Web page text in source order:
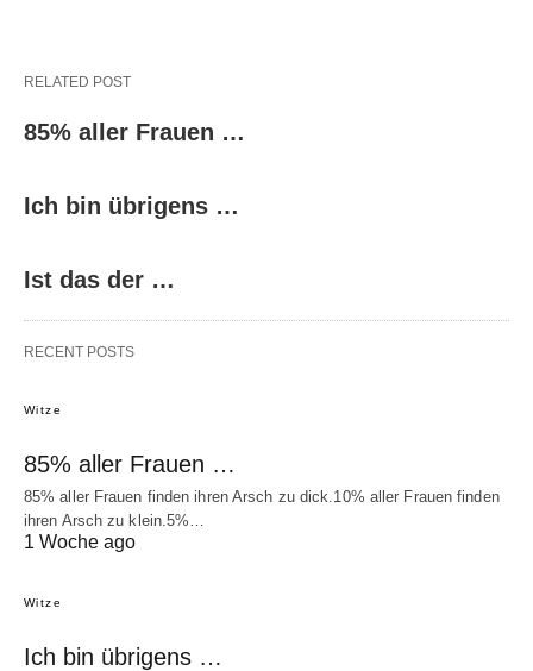
RELATED POST
85% aller Frauen …
Ich bin übrigens …
Ist das der …
RECENT POSTS
Witze
85% aller Frauen …
85% aller Frauen finden ihren Arsch zu dick.10% aller Frauen finden
ihren Arsch zu klein.5%…
1 Woche ago
Witze
Ich bin übrigens …